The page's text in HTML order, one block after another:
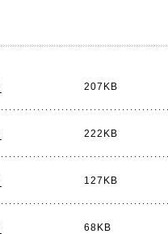
207KB
222KB
127KB
68KB